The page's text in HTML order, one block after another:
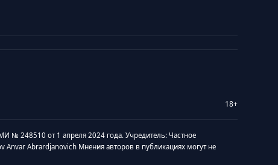
18+
№ 248510 от 1 апреля 2024 года. Учредитель: Частное
Anvar Abrardjanovich Мнения авторов в публикациях могут не